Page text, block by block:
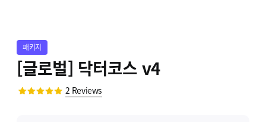
패키지
[글로벌] 닥터코스 v4
2 Reviews